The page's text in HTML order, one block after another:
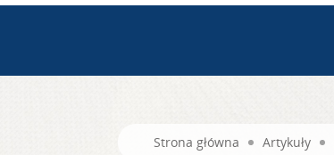
Strona główna Artykuły